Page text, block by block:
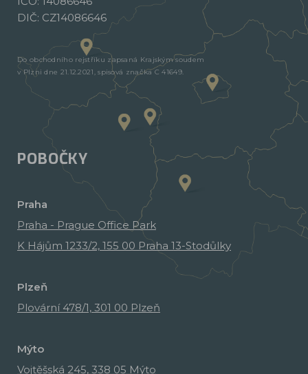
DIČ: CZ14086646
Do obchodního rejstříku zapsaná Krajským soudem
v Plzni dne 21.12.2021, spisová značka C 41649.
POBOČKY
Praha
Praha - Prague Office Park
K Hájům 1233/2, 155 00 Praha 13-Stodůlky
Plzeň
Plovární 478/1, 301 00 Plzeň
Mýto
Vojtěšská 245, 338 05 Mýto